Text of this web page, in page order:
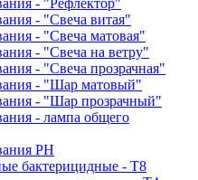
- "Рефлектор"
- "Свеча витая"
- "Свеча матовая"
- "Свеча на ветру"
- "Свеча прозрачная"
- "Шар матовый"
- "Шар прозрачный"
- лампа общего
РН
бактерицидные - Т8